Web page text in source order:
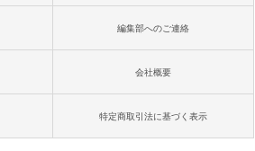
編集部へのご連絡
会社概要
特定商取引法に基づく表示